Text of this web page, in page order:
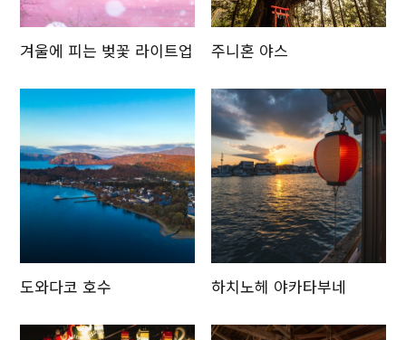
겨울에 피는 벚꽃 라이트업 주니혼 야스
도와다코 호수 하치노헤 야카타부네